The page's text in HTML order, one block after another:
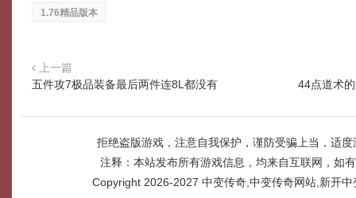
1.76精品版本
上一篇
五件攻7极品装备最后两件连8L都没有
44点道术
拒绝盗版游戏，注意自我保护，谨防受骗上当，适
注释：本站发布所有游戏信息，均来自互联网，如
Copyright 2026-2027 中变传奇,中变传奇网站,新开